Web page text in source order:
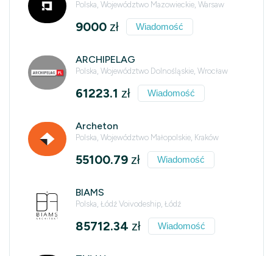
Polska, Województwo Mazowieckie, Warsaw
9000 zł Wiadomość
ARCHIPELAG
Polska, Województwo Dolnośląskie, Wrocław
61223.1 zł Wiadomość
Archeton
Polska, Województwo Małopolskie, Kraków
55100.79 zł Wiadomość
BIAMS
Polska, Łódź Voivodeship, Łódź
85712.34 zł Wiadomość